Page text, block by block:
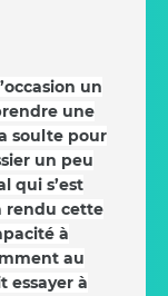
un
une
soulte pour
un peu
qui s’est
rendu cette
à
au
essayer à